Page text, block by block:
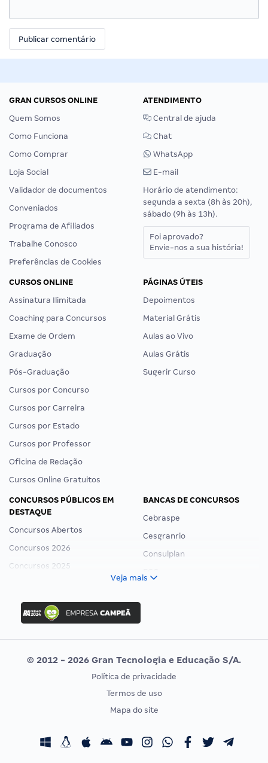
GRAN CURSOS ONLINE
Quem Somos
Como Funciona
Como Comprar
Loja Social
Validador de documentos
Conveniados
Programa de Afiliados
Trabalhe Conosco
Preferências de Cookies
ATENDIMENTO
Central de ajuda
Chat
WhatsApp
E-mail
Horário de atendimento:
segunda a sexta (8h às 20h),
sábado (9h às 13h).
Foi aprovado?
Envie-nos a sua história!
CURSOS ONLINE
Assinatura Ilimitada
Coaching para Concursos
Exame de Ordem
Graduação
Pós-Graduação
Cursos por Concurso
Cursos por Carreira
Cursos por Estado
Cursos por Professor
Oficina de Redação
Cursos Online Gratuitos
PÁGINAS ÚTEIS
Depoimentos
Material Grátis
Aulas ao Vivo
Aulas Grátis
Sugerir Curso
CONCURSOS PÚBLICOS EM
DESTAQUE
Concursos Abertos
Concursos 2026
Concursos 2025
Concurso Ibama
Concurso MPU
Editais publicados
BANCAS DE CONCURSOS
Cebraspe
Cesgranrio
Consulplan
Vunesp
CONCURSOS POR PROFISSÃO
Concursos Fiscais
EXAME DE ORDEM
Calendário OAB
Veja mais
© 2012 - 2026 Gran Tecnologia e Educação S/A.
Política de privacidade
Termos de uso
Mapa do site